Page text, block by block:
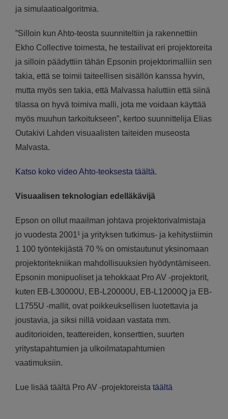
ja simulaatioalgoritmia.
”Silloin kun Ahto-teosta suunniteltiin ja rakennettiin
Ekho Collective toimesta, he testailivat eri projektoreita
ja silloin päädyttiin tähän Epsonin projektorimalliin sen
takia, että se toimii taiteellisen sisällön kanssa hyvin,
mutta myös sen takia, että Malvassa haluttiin että siinä
tilassa on hyvä toimiva malli, jota me voidaan käyttää
myös muuhun tarkoitukseen”, kertoo suunnittelija Elias
Outakivi Lahden visuaalisten taiteiden museosta
Malvasta.
Katso koko video Ahto-teoksesta täältä.
Visuaalisen teknologian edelläkävijä
Epson on ollut maailman johtava projektorivalmistaja
jo vuodesta 2001¹ ja yrityksen tutkimus- ja kehitystiimin
1 100 työntekijästä 70 % on omistautunut yksinomaan
projektoritekniikan mahdollisuuksien hyödyntämiseen.
Epsonin monipuoliset ja tehokkaat Pro AV -projektorit,
kuten EB-L30000U, EB-L20000U, EB-L12000Q ja EB-
L1755U -mallit, ovat poikkeuksellisen luotettavia ja
joustavia, ja siksi nillä voidaan vastata mm.
auditorioiden, teattereiden, konserttien, suurten
yritystapahtumien ja ulkoilmatapahtumien
vaatimuksiin.
Lue lisää täältä Pro AV -projektoreista täältä